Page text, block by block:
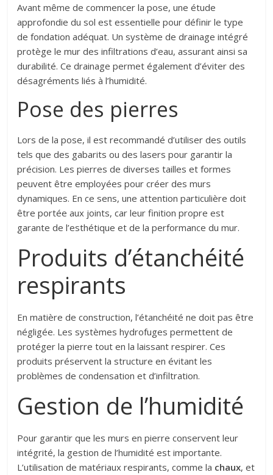
Avant même de commencer la pose, une étude
approfondie du sol est essentielle pour définir le type
de fondation adéquat. Un système de drainage intégré
protège le mur des infiltrations d’eau, assurant ainsi sa
durabilité. Ce drainage permet également d’éviter des
désagréments liés à l’humidité.
Pose des pierres
Lors de la pose, il est recommandé d’utiliser des outils
tels que des gabarits ou des lasers pour garantir la
précision. Les pierres de diverses tailles et formes
peuvent être employées pour créer des murs
dynamiques. En ce sens, une attention particulière doit
être portée aux joints, car leur finition propre est
garante de l’esthétique et de la performance du mur.
Produits d’étanchéité
respirants
En matière de construction, l’étanchéité ne doit pas être
négligée. Les systèmes hydrofuges permettent de
protéger la pierre tout en la laissant respirer. Ces
produits préservent la structure en évitant les
problèmes de condensation et d’infiltration.
Gestion de l’humidité
Pour garantir que les murs en pierre conservent leur
intégrité, la gestion de l’humidité est importante.
L’utilisation de matériaux respirants, comme la chaux, et